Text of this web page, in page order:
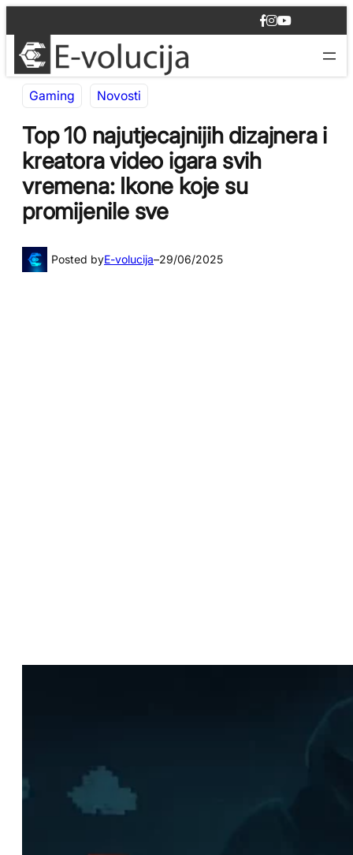
na
sadržaj
F
a
b
I
n
a
m
Y
o
u
Gaming Novosti
Top 10 najutjecajnijih dizajnera i
kreatora video igara svih
vremena: Ikone koje su
promijenile sve
Posted byE-volucija–29/06/2025